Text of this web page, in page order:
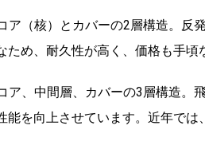
ア（核）とカバーの2層構造。反
ため、耐久性が高く、価格も手
ア、中間層、カバーの3層構造。
能を向上させています。近年では